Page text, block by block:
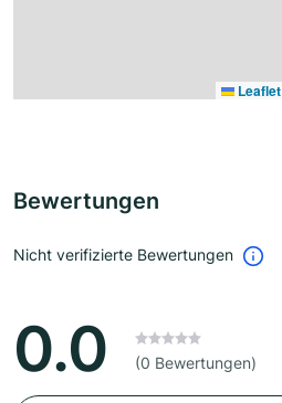
Leaflet
Bewertungen
Nicht verifizierte Bewertungen
0.0 (0 Bewertungen)